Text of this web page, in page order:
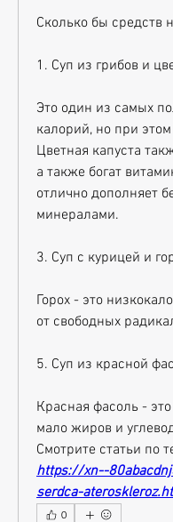
Сколько бы средств
1. Суп из грибов и
Это один из самых
калорий, но при
Цветная капуста
а также богат
отлично дополняет
минералами.
3. Суп с курицей и
Горох - это
от свободных
5. Суп из красной
Красная фасоль -
мало жиров и
Смотрите статьи
https://xn--
serdca-
0